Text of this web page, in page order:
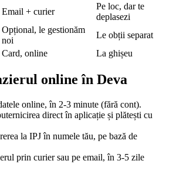
Email + curier
Pe loc, dar te
deplasezi
Opțional, le gestionăm
noi
Le obții separat
Card, online La ghișeu
online în Deva
online, în 2-3 minute (fără cont).
direct în aplicație și plătești cu
la IPJ în numele tău, pe bază de
prin curier sau pe email, în 3-5 zile